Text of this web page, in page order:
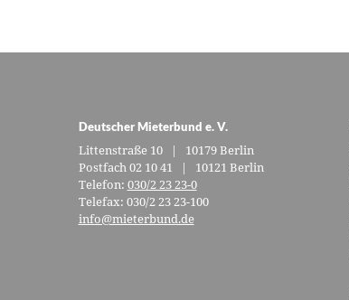
Deutscher Mieterbund e. V.
Littenstraße 10 | 10179 Berlin
Postfach 02 10 41 | 10121 Berlin
Telefon: 030/2 23 23-0
Telefax: 030/2 23 23-100
info@mieterbund.de